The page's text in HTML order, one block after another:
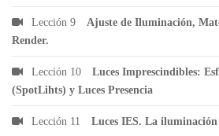
Lección 9
Ajuste de Iluminación,
Render.
Lección 10
Luces Imprescindibles:
(SpotLihts) y Luces Presencia
Lección 11 Luces IES. La iluminación